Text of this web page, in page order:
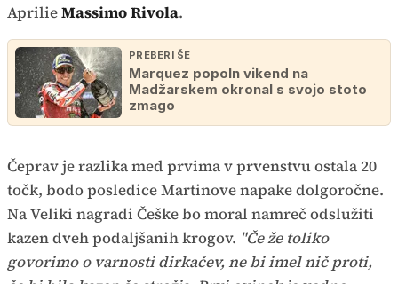
AprilieMassimo Rivola.
PREBERI ŠE
Marquez popoln vikend na
Madžarskem okronal s svojo stoto
zmago
Čeprav je razlika med prvima v prvenstvu ostala 20
točk, bodo posledice Martinove napake dolgoročne.
Na Veliki nagradi Češke bo moral namreč odslužiti
kazen dveh podaljšanih krogov. "Če že toliko
govorimo o varnosti dirkačev, ne bi imel nič proti,